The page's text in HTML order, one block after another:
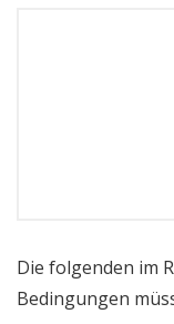
Die folgenden im
Bedingungen